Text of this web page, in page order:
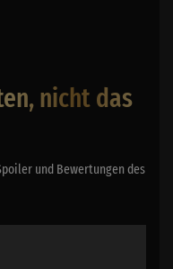
nicht das
und Bewertungen des